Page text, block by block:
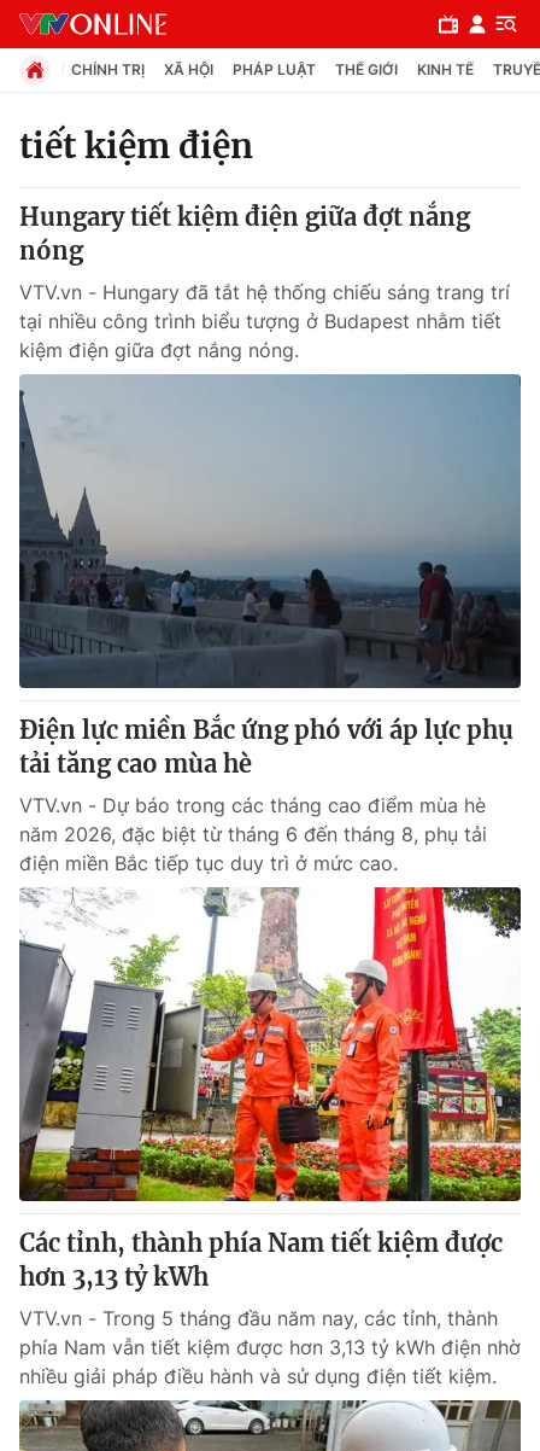
Chuyên mục
Chính trị
Xã hội
Pháp luật
Y tế
Thế giới
Tin tức
Thế giới đó đây
Câu chuyện quốc tế
Kinh tế
Tài chính
Thị trường
Góc doanh nghiệp
Dữ liệu và đời sống
Truyền hình
Phim VTV
Hậu trường
Nhân vật
Khán giả
Giải sao mai
Giải trí
Điện ảnh
Âm nhạc
Sao
Đời sống
Du lịch
Làm đẹp
Chất lượng cuộc sống
Giáo dục
Tuyển sinh
Học trực tuyến
Công nghệ
Hitech Công nghệ tương lai
Sản phẩm
Thị trường
Tư vấn
Giao lưu trực tuyến
Lịch phát sóng
Chuyên mục khác
Emagazine
Photo Infographic
Video Shorts video
CHÍNH TRỊ XÃ HỘI PHÁP LUẬT THẾ GIỚI KINH TẾ
tiết kiệm điện
Hungary tiết kiệm điện giữa đợt nắng
nóng
VTV.vn - Hungary đã tắt hệ thống chiếu sáng trang trí
tại nhiều công trình biểu tượng ở Budapest nhằm tiết
kiệm điện giữa đợt nắng nóng.
Điện lực miền Bắc ứng phó với áp lực phụ
tải tăng cao mùa hè
VTV.vn - Dự báo trong các tháng cao điểm mùa hè
năm 2026, đặc biệt từ tháng 6 đến tháng 8, phụ tải
điện miền Bắc tiếp tục duy trì ở mức cao.
Các tỉnh, thành phía Nam tiết kiệm được
hơn 3,13 tỷ kWh
VTV.vn - Trong 5 tháng đầu năm nay, các tỉnh, thành
phía Nam vẫn tiết kiệm được hơn 3,13 tỷ kWh điện nhờ
nhiều giải pháp điều hành và sử dụng điện tiết kiệm.